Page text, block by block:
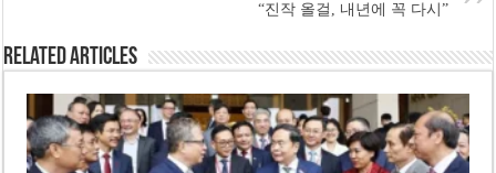
“진작 올걸, 내년에 꼭 다시”
Related Articles